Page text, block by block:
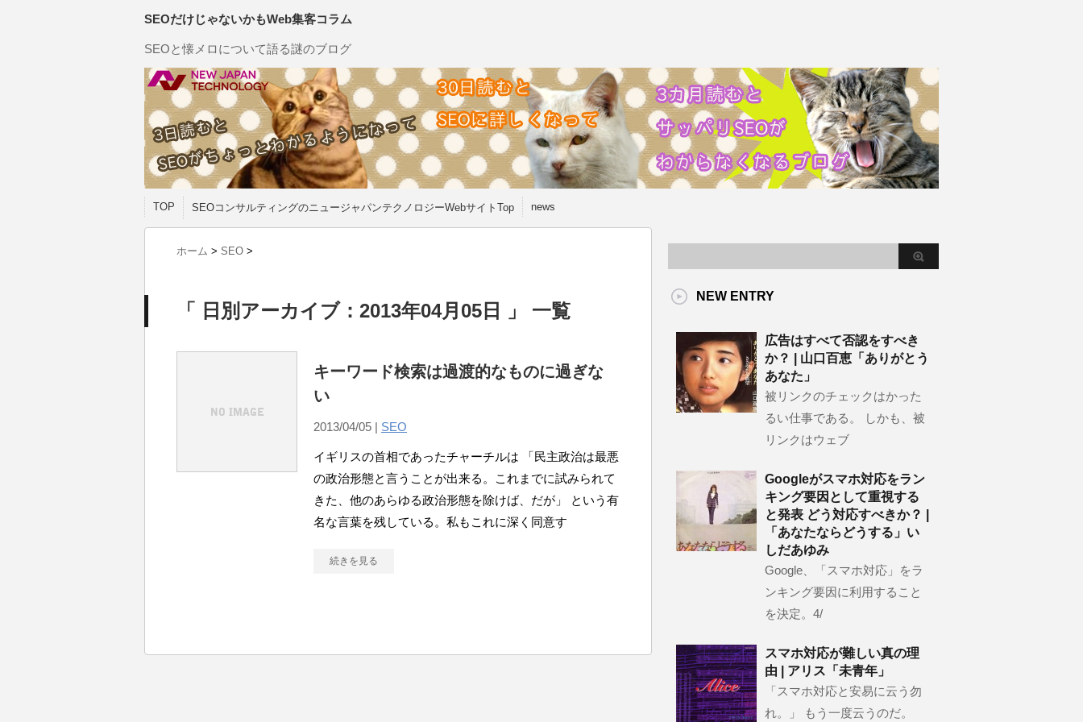
SEOだけじゃないかもWeb集客コラム
SEOと懐メロについて語る謎のブログ
TOP SEOコンサルティングのニュージャパンテクノロジーWebサイトTop news
ホーム > SEO >
「 日別アーカイブ：2013年04月05日 」 一覧
キーワード検索は過渡的なものに過ぎな
い
2013/04/05 | SEO
イギリスの首相であったチャーチルは 「民主政治は最悪
の政治形態と言うことが出来る。これまでに試みられて
きた、他のあらゆる政治形態を除けば、だが」 という有
名な言葉を残している。私もこれに深く同意す
続きを見る
NEW ENTRY
広告はすべて否認をすべき
か？ | 山口百恵「ありがとう
あなた」
被リンクのチェックはかった
るい仕事である。 しかも、被
リンクはウェブ
Googleがスマホ対応をラン
キング要因として重視する
と発表 どう対応すべきか？ |
「あなたならどうする」い
しだあゆみ
Google、「スマホ対応」をラ
ンキング要因に利用すること
を決定。4/
スマホ対応が難しい真の理
由 | アリス「未青年」
「スマホ対応と安易に云う勿
れ。」 もう一度云うのだ。